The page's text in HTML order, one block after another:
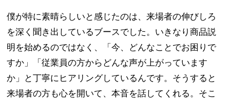
僕が特に素晴らしいと感じたのは、来場者の伸びしろ
を深く聞き出しているブースでした。いきなり商品説
明を始めるのではなく、「今、どんなことでお困りで
すか」「従業員の方からどんな声が上がっています
か」と丁寧にヒアリングしているんです。そうすると
来場者の方も心を開いて、本音を話してくれる。そこ